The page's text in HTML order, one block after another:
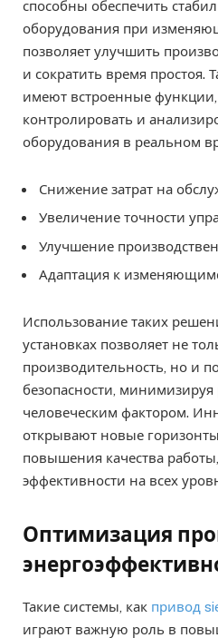
способны обеспечить
оборудования при
позволяет улучшить
и сократить время простоя.
имеют встроенные
контролировать и
оборудования в реальном
Снижение затрат на
Увеличение точности
Улучшение
Адаптация к
Использование таких
установках позволяет не
производительность, но и
безопасности, минимизируя
человеческим фактором.
открывают новые
повышения качества работы,
эффективности на всех
Оптимизация
Такие системы, как привод
играют важную роль в